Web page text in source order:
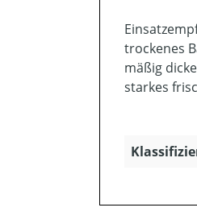
trockenes
mäßig
starkes